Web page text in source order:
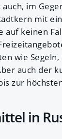
im
mit
auf keinen
wie
auch der
zur
in